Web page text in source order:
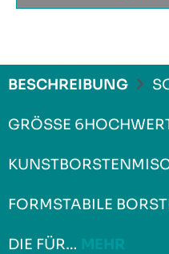
BESCHREIBUNG
GRÖSSE
ORMSTABILE
IE FÜR…